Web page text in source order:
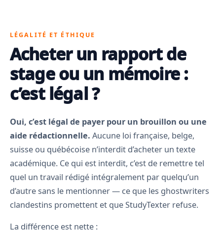
LÉGALITÉ ET ÉTHIQUE
Acheter un rapport de
stage ou un mémoire :
c’est légal ?
Oui, c’est légal de payer pour un brouillon ou une
aide rédactionnelle. Aucune loi française, belge,
suisse ou québécoise n’interdit d’acheter un texte
académique. Ce qui est interdit, c’est de remettre tel
quel un travail rédigé intégralement par quelqu’un
d’autre sans le mentionner — ce que les ghostwriters
clandestins promettent et que StudyTexter refuse.
La différence est nette :